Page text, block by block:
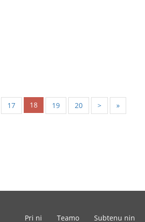
17 18 19 20 > »
Pri ni Teamo Subtenu nin